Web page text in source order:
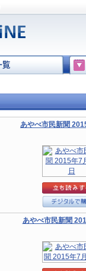
あやべ市民新聞
あやべ市民新聞